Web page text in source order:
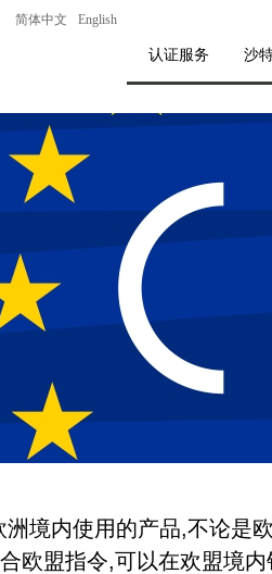
认证服务 沙
简体中文 English
境内使用的产品,不论是
欧盟指令,可以在欢盟境